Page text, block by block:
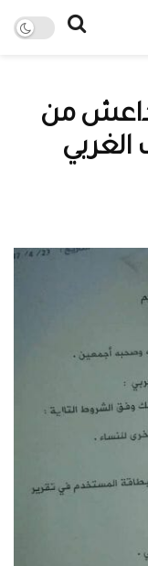
داعش من
الغربي